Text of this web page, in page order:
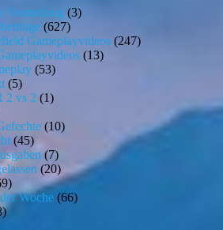
Vorstellung (3)
(627)
Gameplayvideos (247)
(13)
(53)
(5)
2 vs 2 (1)
(10)
(45)
(7)
(20)
Woche (66)